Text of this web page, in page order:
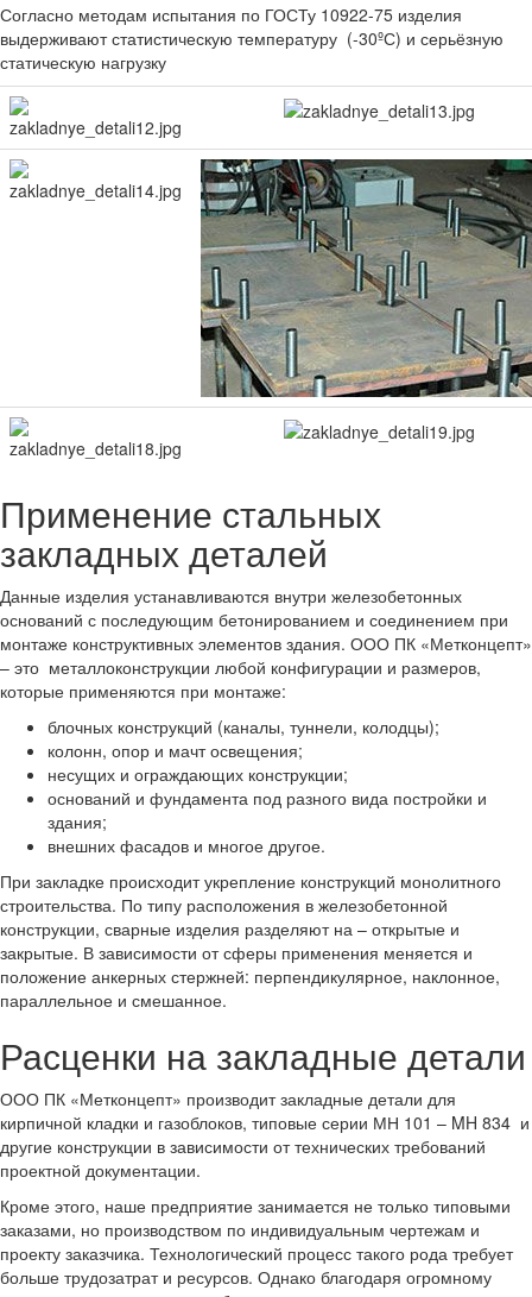
Согласно методам испытания по ГОСТу 10922-75 изделия
выдерживают статистическую температуру (-30ºС) и серьёзную
статическую нагрузку
Применение стальных
закладных деталей
Данные изделия устанавливаются внутри железобетонных
оснований с последующим бетонированием и соединением при
монтаже конструктивных элементов здания. ООО ПК «Метконцепт»
– это металлоконструкции любой конфигурации и размеров,
которые применяются при монтаже:
блочных конструкций (каналы, туннели, колодцы);
колонн, опор и мачт освещения;
несущих и ограждающих конструкции;
оснований и фундамента под разного вида постройки и
здания;
внешних фасадов и многое другое.
При закладке происходит укрепление конструкций монолитного
строительства. По типу расположения в железобетонной
конструкции, сварные изделия разделяют на – открытые и
закрытые. В зависимости от сферы применения меняется и
положение анкерных стержней: перпендикулярное, наклонное,
параллельное и смешанное.
Расценки на закладные детали
ООО ПК «Метконцепт» производит закладные детали для
кирпичной кладки и газоблоков, типовые серии МН 101 – MH 834 и
другие конструкции в зависимости от технических требований
проектной документации.
Кроме этого, наше предприятие занимается не только типовыми
заказами, но производством по индивидуальным чертежам и
проекту заказчика. Технологический процесс такого рода требует
больше трудозатрат и ресурсов. Однако благодаря огромному